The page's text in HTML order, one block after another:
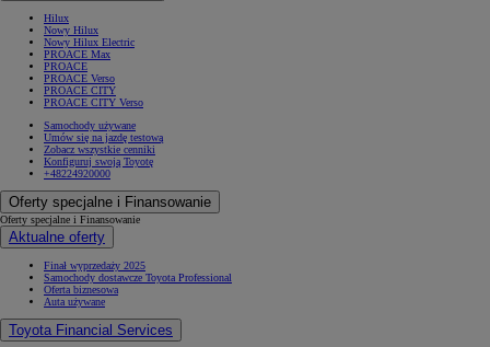
Hilux
Nowy Hilux
Nowy Hilux Electric
PROACE Max
PROACE
PROACE Verso
PROACE CITY
PROACE CITY Verso
Samochody używane
Umów się na jazdę testową
Zobacz wszystkie cenniki
Konfiguruj swoją Toyotę
+48224920000
Oferty specjalne i Finansowanie
Oferty specjalne i Finansowanie
Aktualne oferty
Finał wyprzedaży 2025
Samochody dostawcze Toyota Professional
Oferta biznesowa
Auta używane
Toyota Financial Services